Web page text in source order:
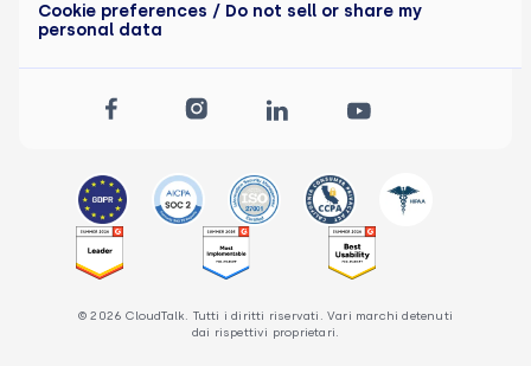
© 2026 CloudTalk. Tutti i diritti riservati. Vari marchi detenuti
dai rispettivi proprietari.
Cookie preferences / Do not sell or share my
personal data